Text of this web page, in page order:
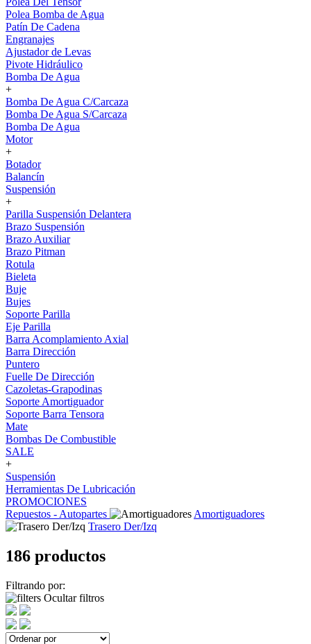
Polea Bomba de Agua
Patín De Cadena
Engranajes
Ajustador de Levas
Pivote Hidráulico
Bomba De Agua
+
Bomba De Agua C/Carcaza
Bomba De Agua S/Carcaza
Bomba De Agua
Motor
+
Botador
Balancín
Suspensión
+
Parilla Suspensión Delantera
Brazo Suspensión
Brazo Auxiliar
Brazo Pitman
Rotula
Bieleta
Buje
Bujes
Soporte Parilla
Eje Parilla
Barra Acomplamiento Axial
Barra Dirección
Puntero
Fuelle De Dirección
Cazoletas-Grapodinas
Soporte Amortiguador
Soporte Barra Tensora
Mate
Bombas De Combustible
SALE
+
Suspensión
Herramientas De Lubricación
PROMOCIONES
Repuestos - Autopartes
Amortiguadores
Trasero Der/Izq
186 productos
Filtrando por:
Ocultar filtros